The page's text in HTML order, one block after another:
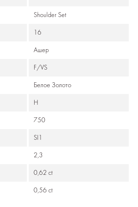
Shoulder Set
16
Ашер
F/VS
Белое Золото
Н
750
SI1
2,3
0,62 ct
0,56 ct